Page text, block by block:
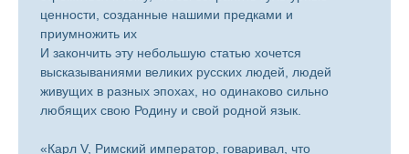
ценности, созданные нашими предками и
приумножить их
И закончить эту небольшую статью хочется
высказываниями великих русских людей, людей
живущих в разных эпохах, но одинаково сильно
любящих свою Родину и свой родной язык.
«Карл V, Римский император, говаривал, что